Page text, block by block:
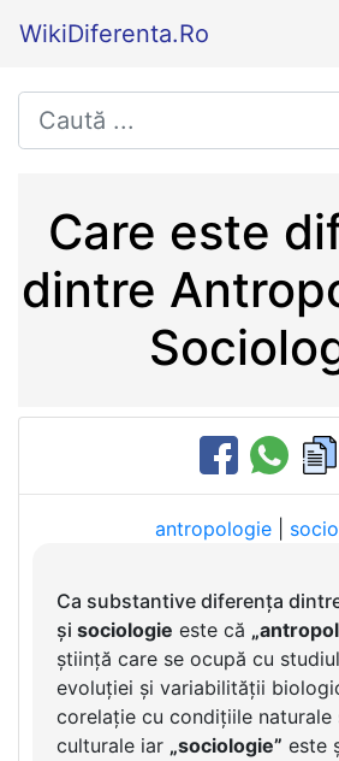
WikiDiferenta.Ro
Care este
dintre
antropologie
Ca substantive diferența
și sociologie este că
știință care se ocupă cu
evoluției și variabilității
corelație cu condițiile naturale
culturale iar „sociologie” este